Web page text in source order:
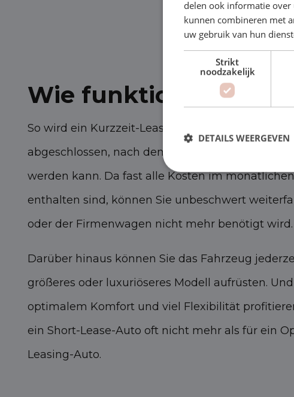
Wie funktioniert es?
So wird ein Kurzzeit-Leasingvertrag für 1 bis 24
abgeschlossen, nach dem der Vertrag monatlich
werden kann. Da fast alle Kosten im
enthalten sind, können Sie unbeschwert
oder der Firmenwagen nicht mehr benötigt wird.
Darüber hinaus können Sie das Fahrzeug
größeres oder luxuriöseres Modell aufrüsten.
optimalem Komfort und viel Flexibilität
ein Short-Lease-Auto oft nicht mehr als für ein
Leasing-Auto.
delen ook informatie over
kunnen combineren met
uw gebruik van hun
Strikt
noodzakelijk
DETAILS WEERGEVEN